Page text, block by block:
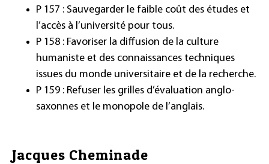
P 157 : Sauvegarder le faible coût des études et
l’accès à l’université pour tous.
P 158 : Favoriser la diffusion de la culture
humaniste et des connaissances techniques
issues du monde universitaire et de la recherche.
P 159 : Refuser les grilles d’évaluation anglo-
saxonnes et le monopole de l’anglais.
Jacques Cheminade